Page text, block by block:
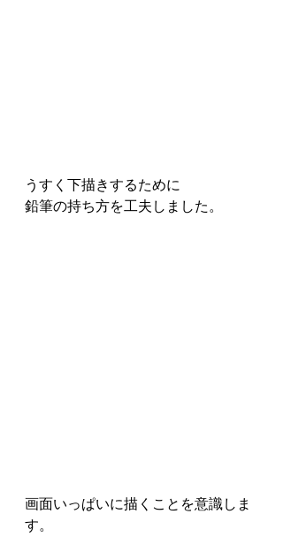
うすく下描きするために
鉛筆の持ち方を工夫しました。
画面いっぱいに描くことを意識しま
す。